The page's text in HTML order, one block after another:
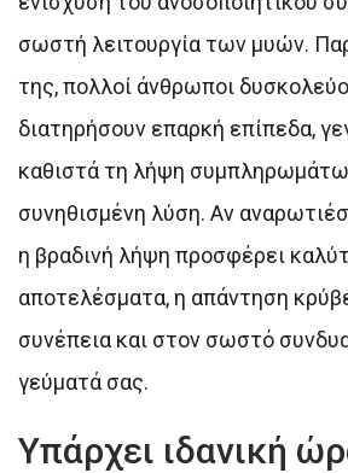
σωστή λειτουργία των μυών.
της, πολλοί άνθρωποι
διατηρήσουν επαρκή επίπεδα,
καθιστά τη λήψη
συνηθισμένη λύση. Αν
η βραδινή λήψη προσφέρει
αποτελέσματα, η απάντηση
συνέπεια και στον σωστό
γεύματά σας.
Υπάρχει ιδανική